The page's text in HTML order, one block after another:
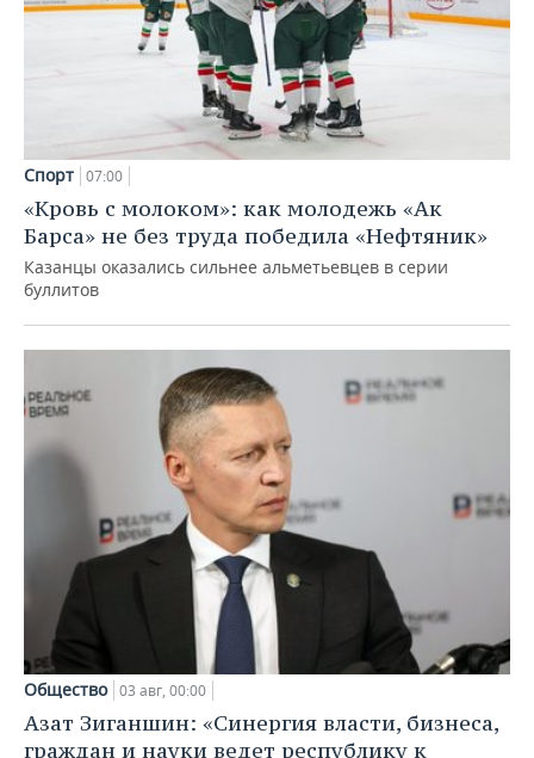
Спорт 07:00
«Кровь с молоком»: как молодежь «Ак
Барса» не без труда победила «Нефтяник»
Казанцы оказались сильнее альметьевцев в серии
буллитов
Общество 03 авг, 00:00
Азат Зиганшин: «Синергия власти, бизнеса,
граждан и науки ведет республику к